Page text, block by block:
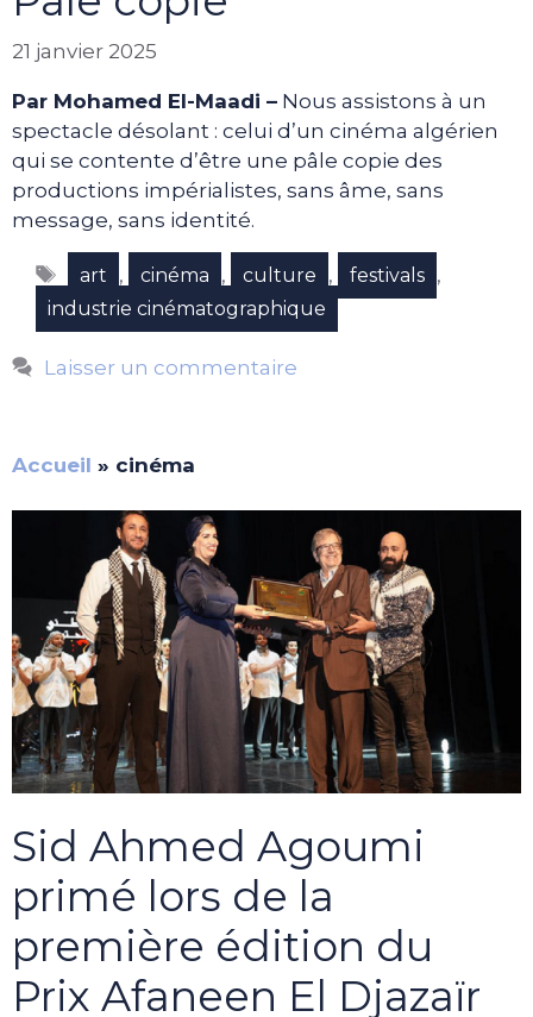
21 janvier 2025
Par Mohamed El-Maadi – Nous assistons à un
spectacle désolant : celui d’un cinéma algérien
qui se contente d’être une pâle copie des
productions impérialistes, sans âme, sans
message, sans identité.
Étiquettes
art , cinéma , culture , festivals ,
industrie cinématographique
Laisser un commentaire
Accueil » cinéma
Sid Ahmed Agoumi
primé lors de la
première édition du
Prix Afaneen El Djazaïr